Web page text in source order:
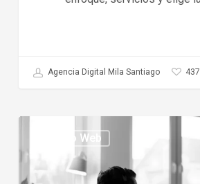
Agencia Digital Mila Santiago 437
Diseño Web
ecommerce